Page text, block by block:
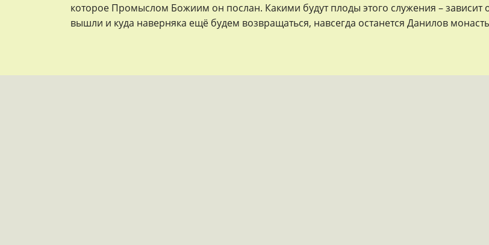
которое Промыслом Божиим он послан. Какими будут плоды этого служения –
вышли и куда наверняка ещё будем возвращаться, навсегда останется Данилов